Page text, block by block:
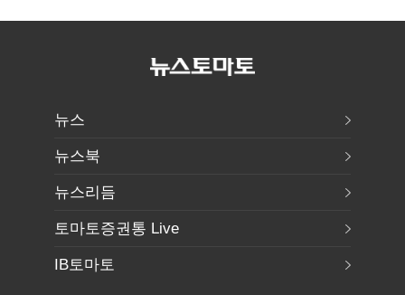
뉴스
뉴스북
뉴스리듬
토마토증권통 Live
IB토마토